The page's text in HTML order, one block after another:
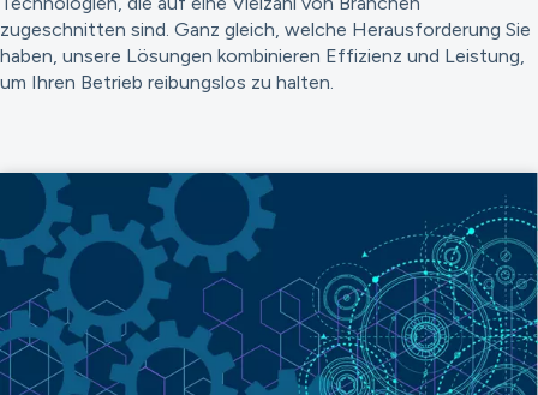
zugeschnitten sind. Ganz gleich, welche Herausforderung Sie
haben, unsere Lösungen kombinieren Effizienz und Leistung,
um Ihren Betrieb reibungslos zu halten.